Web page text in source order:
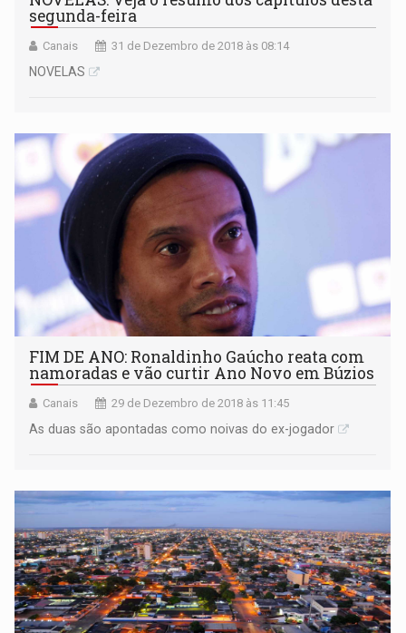
segunda-feira
Canais 31 de Dezembro de 2018 às 08:14
NOVELAS
FIM DE ANO: Ronaldinho Gaúcho reata com
namoradas e vão curtir Ano Novo em Búzios
Canais 29 de Dezembro de 2018 às 11:45
As duas são apontadas como noivas do ex-jogador